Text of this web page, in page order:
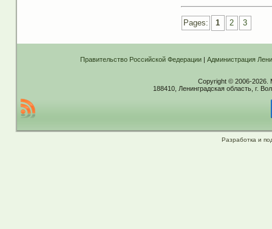
Pages: 1 2 3
Правительство Российской Федерации| Администрация
Copyright © 2006-2026.
188410, Ленинградская область, г.
Разработка и